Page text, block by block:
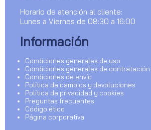
Horario de atención al cliente:
Lunes a Viernes de 08:30 a 16:00
Información
Condiciones generales de uso
Condiciones generales de contratación
Condiciones de envío
Política de cambios y devoluciones
Política de privacidad y cookies
Preguntas frecuentes
Código ético
Página corporativa